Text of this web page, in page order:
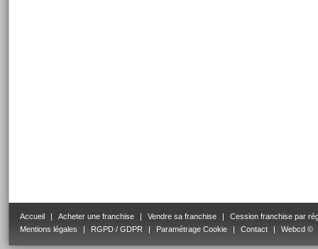
Accueil | Acheter une franchise | Vendre sa franchise |
Cession franchise par
Mentions légales
| RGPD / GDPR | Paramétrage Cookie | Contact | Webcd ©